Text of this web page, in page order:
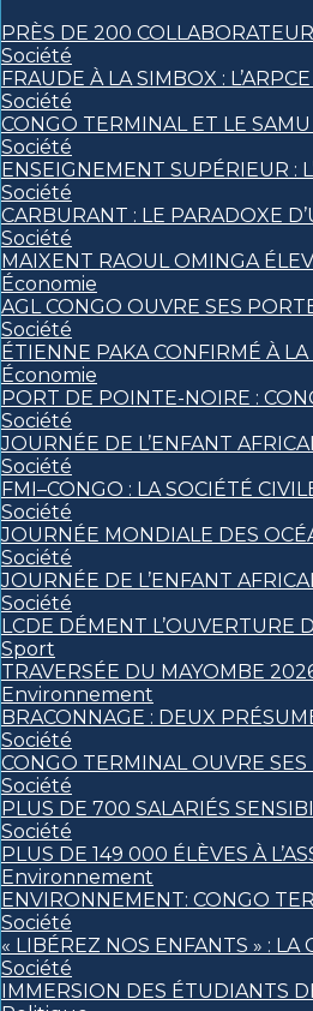
PRÈS DE 200
Société
FRAUDE À LA SIMBOX :
Société
CONGO TERMINAL ET LE
Société
ENSEIGNEMENT SUPÉRIEUR :
Société
CARBURANT : LE PARADOXE
Société
MAIXENT RAOUL OMINGA
Économie
AGL CONGO OUVRE SES
Société
ÉTIENNE PAKA CONFIRMÉ À
Économie
PORT DE POINTE-NOIRE :
Société
JOURNÉE DE L’ENFANT
Société
FMI–CONGO : LA SOCIÉTÉ
Société
JOURNÉE MONDIALE DES
Société
JOURNÉE DE L’ENFANT
Société
LCDE DÉMENT L’OUVERTURE
Sport
TRAVERSÉE DU MAYOMBE
Environnement
BRACONNAGE : DEUX
Société
CONGO TERMINAL OUVRE
Société
PLUS DE 700 SALARIÉS
Société
PLUS DE 149 000 ÉLÈVES À
Environnement
ENVIRONNEMENT: CONGO
Société
« LIBÉREZ NOS ENFANTS » :
Société
IMMERSION DES ÉTUDIANTS